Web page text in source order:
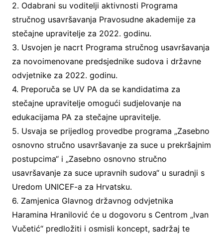
2. Odabrani su voditelji aktivnosti Programa
stručnog usavršavanja Pravosudne akademije za
stečajne upravitelje za 2022. godinu.
3. Usvojen je nacrt Programa stručnog usavršavanja
za novoimenovane predsjednike sudova i državne
odvjetnike za 2022. godinu.
4. Preporuča se UV PA da se kandidatima za
stečajne upravitelje omogući sudjelovanje na
edukacijama PA za stečajne upravitelje.
5. Usvaja se prijedlog provedbe programa „Zasebno
osnovno stručno usavršavanje za suce u prekršajnim
postupcima“ i „Zasebno osnovno stručno
usavršavanje za suce upravnih sudova“ u suradnji s
Uredom UNICEF-a za Hrvatsku.
6. Zamjenica Glavnog državnog odvjetnika
Haramina Hranilović će u dogovoru s Centrom „Ivan
Vučetić“ predložiti i osmisli koncept, sadržaj te